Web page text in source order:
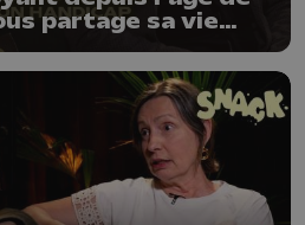
partage sa vie
légèreté